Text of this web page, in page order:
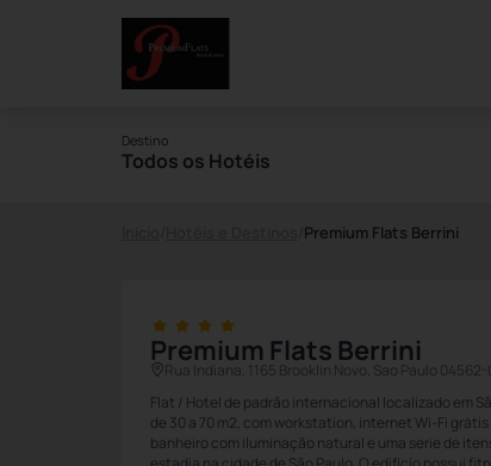
Destino
Todos os Hotéis
Premium Flats Berrini
Premium Flats Berrini
Rua Indiana, 1165 Brooklin Novo, Sao Paulo
Flat / Hotel de padrão internacional localizado em
de 30 a 70 m2, com workstation, internet Wi-Fi
banheiro com iluminação natural e uma serie de